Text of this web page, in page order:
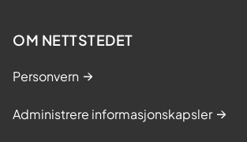
OM NETTSTEDET
Personvern
Administrere informasjonskapsler